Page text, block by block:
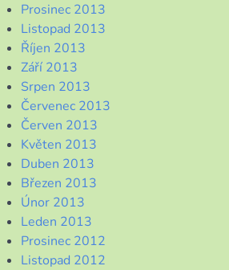
Prosinec 2013
Listopad 2013
Říjen 2013
Září 2013
Srpen 2013
Červenec 2013
Červen 2013
Květen 2013
Duben 2013
Březen 2013
Únor 2013
Leden 2013
Prosinec 2012
Listopad 2012